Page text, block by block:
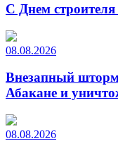
С Днем
08.08.2026
Внезапный
Абакане и
08.08.2026